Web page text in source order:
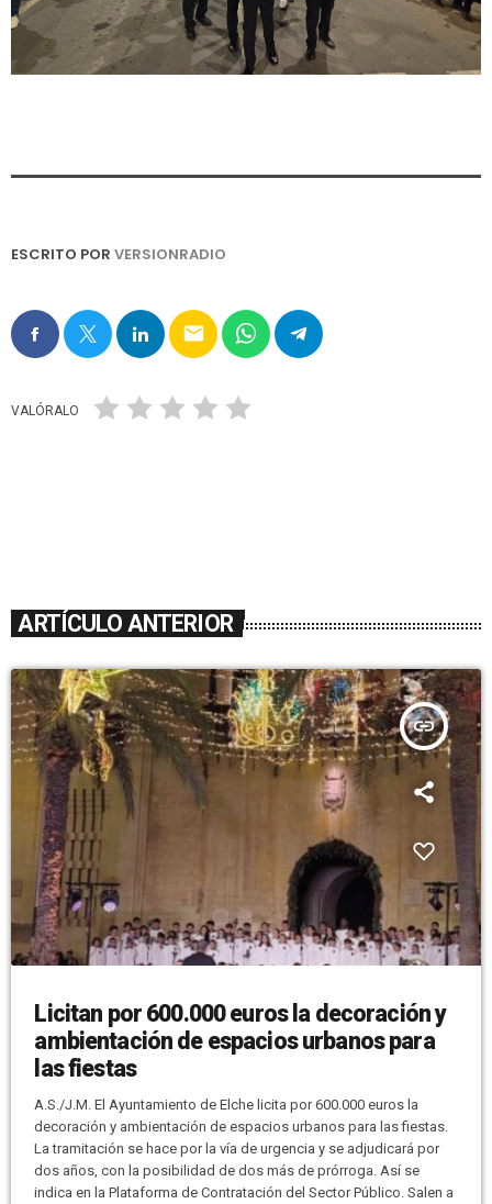
ESCRITO POR VERSIONRADIO
email
VALÓRALO
ARTÍCULO ANTERIOR
insert_link
Licitan por 600.000 euros la decoración y
ambientación de espacios urbanos para
las fiestas
A.S./J.M. El Ayuntamiento de Elche licita por 600.000 euros la
decoración y ambientación de espacios urbanos para las fiestas.
La tramitación se hace por la vía de urgencia y se adjudicará por
dos años, con la posibilidad de dos más de prórroga. Así se
indica en la Plataforma de Contratación del Sector Público. Salen a